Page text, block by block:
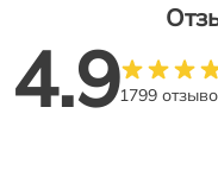
4.91799